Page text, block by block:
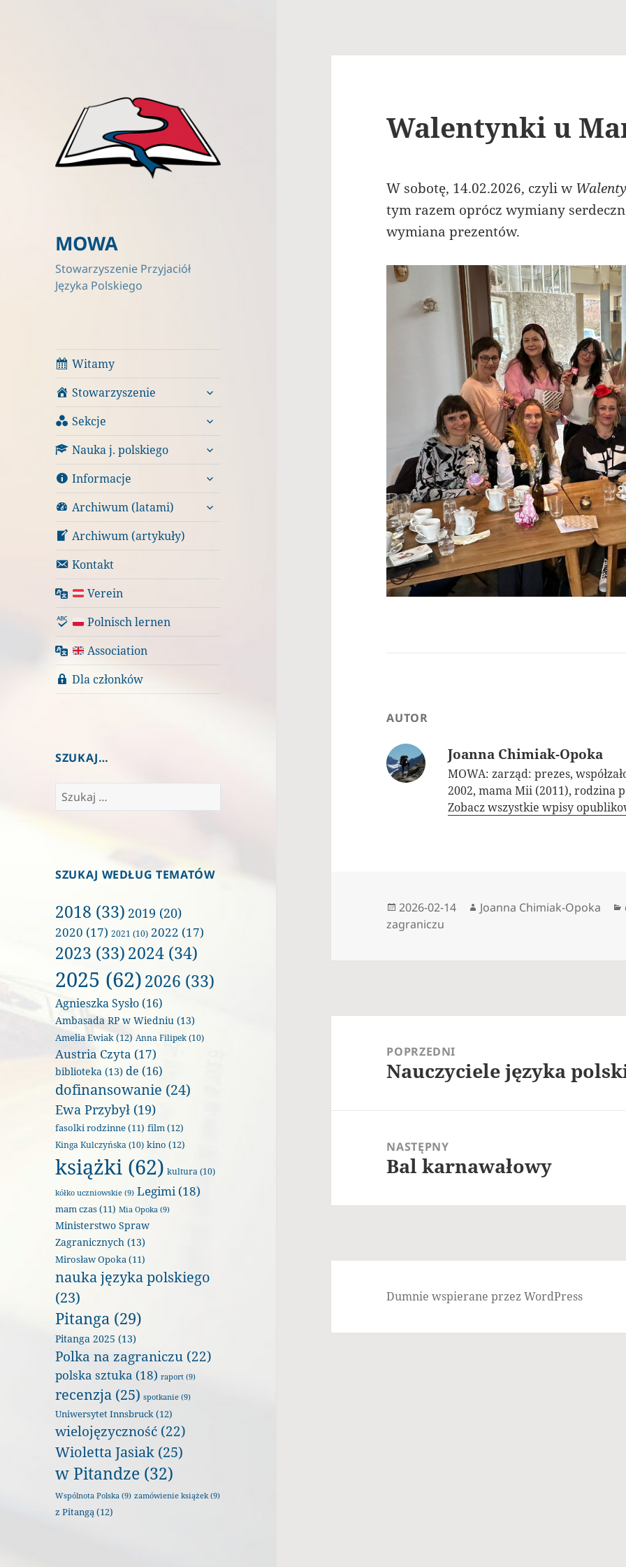
MOWA
Stowarzyszenie Przyjaciół
Języka Polskiego
Witamy
Stowarzyszenie
rozwiń
menu
potomne
Sekcje
rozwiń
menu
potomne
Nauka j. polskiego
rozwiń
menu
potomne
Informacje
rozwiń
menu
potomne
Archiwum (latami)
rozwiń
menu
Archiwum (artykuły)
Kontakt
Verein
Polnisch lernen
Association
Dla członków
SZUKAJ…
Szukaj:
SZUKAJ WEDŁUG TEMATÓW
2018 (33) 2019 (20)
2020 (17) 2021 (10) 2022 (17)
2023 (33)2024 (34)
2025 (62)2026 (33)
Agnieszka Sysło (16)
Ambasada RP w Wiedniu (13)
Amelia Ewiak(12) Anna Filipek (10)
Austria Czyta (17)
biblioteka (13) de (16)
dofinansowanie (24)
Ewa Przybył (19)
fasolki rodzinne(11) film(12)
Kinga Kulczyńska (10) kino (12)
książki (62) kultura (10)
kółko uczniowskie (9) Legimi(18)
mam czas(11) Mia Opoka (9)
Ministerstwo Spraw
Zagranicznych (13)
Mirosław Opoka(11)
nauka języka polskiego
(23)
Pitanga (29)
Pitanga 2025 (13)
Polka na zagraniczu (22)
polska sztuka (18) raport (9)
recenzja (25) spotkanie (9)
Uniwersytet Innsbruck(12)
wielojęzyczność (22)
Wioletta Jasiak (25)
w Pitandze (32)
Wspólnota Polska (9) zamówienie książek(9)
z Pitangą(12)
Walentynki u
W sobotę, 14.02.2026, czyli w
tym razem oprócz wymiany
wymiana prezentów.
AUTOR
Joanna Chimiak-Opoka
MOWA: zarząd: prezes,
2002, mama Mii (2011), rodzina
Zobacz wszystkie wpisy
Data
publikacji
2026-02-14 Autor
Joanna Chimiak-Opoka
zagraniczu
POPRZEDNI
Poprzedni
Nauczyciele języka
NASTĘPNY
Następny
Bal karnawałowy
Dumnie wspierane przez WordPress